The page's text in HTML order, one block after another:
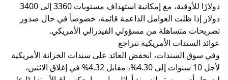
دولارًا للأوقية، مع إمكانية استهداف مستويات 3360 إلى 3400
دولار إذا ظلت العوامل الداعمة قائمة، خصوصاً في حال صدور
تصريحات متساهلة من مسؤولي الفيدرالي الأمريكي.
عوائد السندات الأمريكية تتراجع
وفي سوق السندات، انخفض العائد على سندات الخزانة الأمريكية
لأجل 10 سنوات إلى 4.30%، مقابل 4.32% في إغلاق الاثنين،